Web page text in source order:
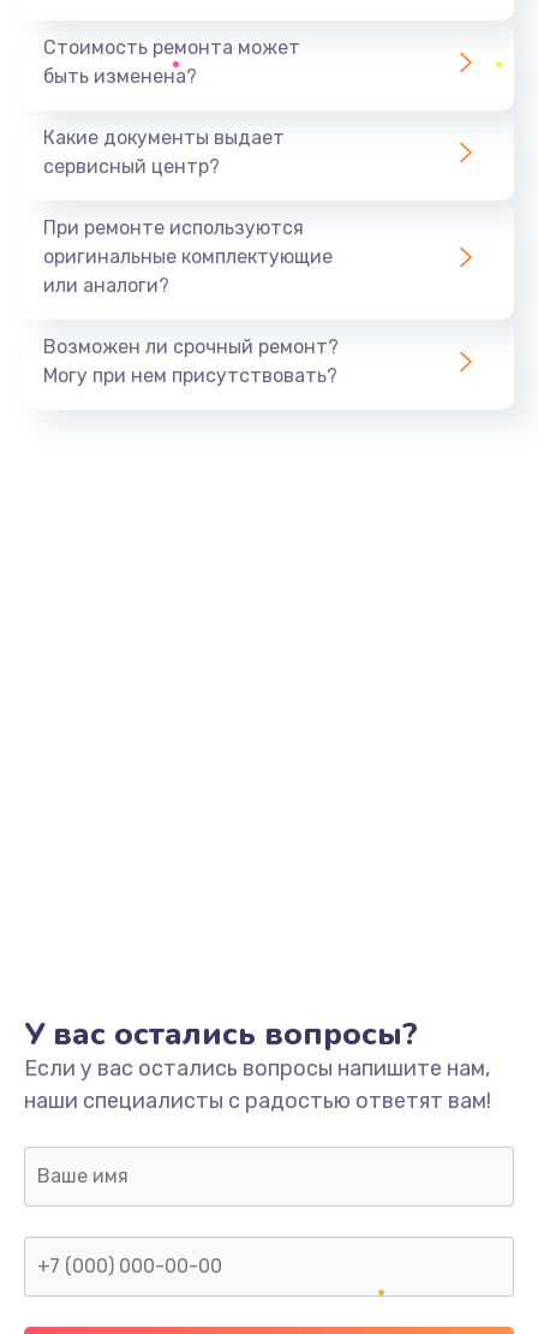
1440 руб.
Ремонт южного моста
Замена батарейки BIOS
Заказать
Замена/Pемонт карбюратора
1300 руб.
Заказать
Ремонт капиллярной трубки
400 руб.
Стоимость ремонта может
быть изменена?
Какие документы выдает
сервисный центр?
При ремонте используются
оригинальные комплектующие
или аналоги?
Возможен ли срочный ремонт?
Могу при нем присутствовать?
У вас остались вопросы?
Если у вас остались вопросы напишите нам,
наши специалисты с радостью ответят вам!